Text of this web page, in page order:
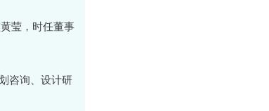
莹，时任董事
咨询、设计研